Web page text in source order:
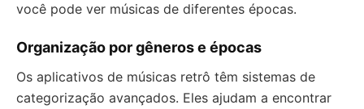
você pode ver músicas de diferentes épocas.
Organização por gêneros e épocas
Os aplicativos de músicas retrô têm sistemas de
categorização avançados. Eles ajudam a encontrar